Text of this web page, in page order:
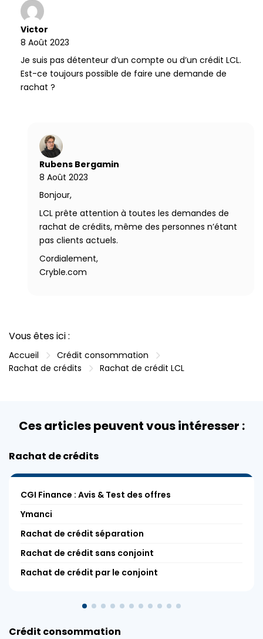
Victor
8 Août 2023
Je suis pas détenteur d’un compte ou d’un crédit LCL.
Est-ce toujours possible de faire une demande de
rachat ?
Rubens Bergamin
8 Août 2023
Bonjour,
LCL prête attention à toutes les demandes de
rachat de crédits, même des personnes n’étant
pas clients actuels.
Cordialement,
Cryble.com
Vous êtes ici :
Accueil
Crédit consommation
Rachat de crédits
Rachat de crédit LCL
Ces articles peuvent vous intéresser :
Rachat de crédits
CGI Finance : Avis & Test des offres
Ymanci
Rachat de crédit séparation
Rachat de crédit sans conjoint
Rachat de crédit par le conjoint
Crédit consommation